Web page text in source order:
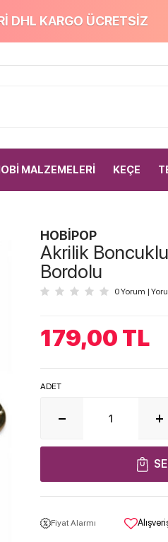
DHL KARGO ÜCRETSİZ
MALZEMELERİ KEÇE
HOBİPOP
Akrilik
Bordolu
0 Yorum |
179,00 TL
ADET
Fiyat Alarmı